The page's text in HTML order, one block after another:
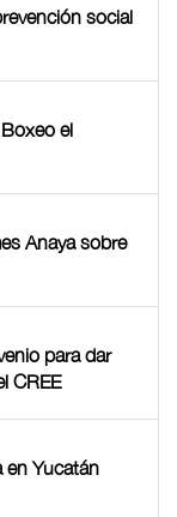
social
el
Anaya sobre
para dar
CREE
en Yucatán